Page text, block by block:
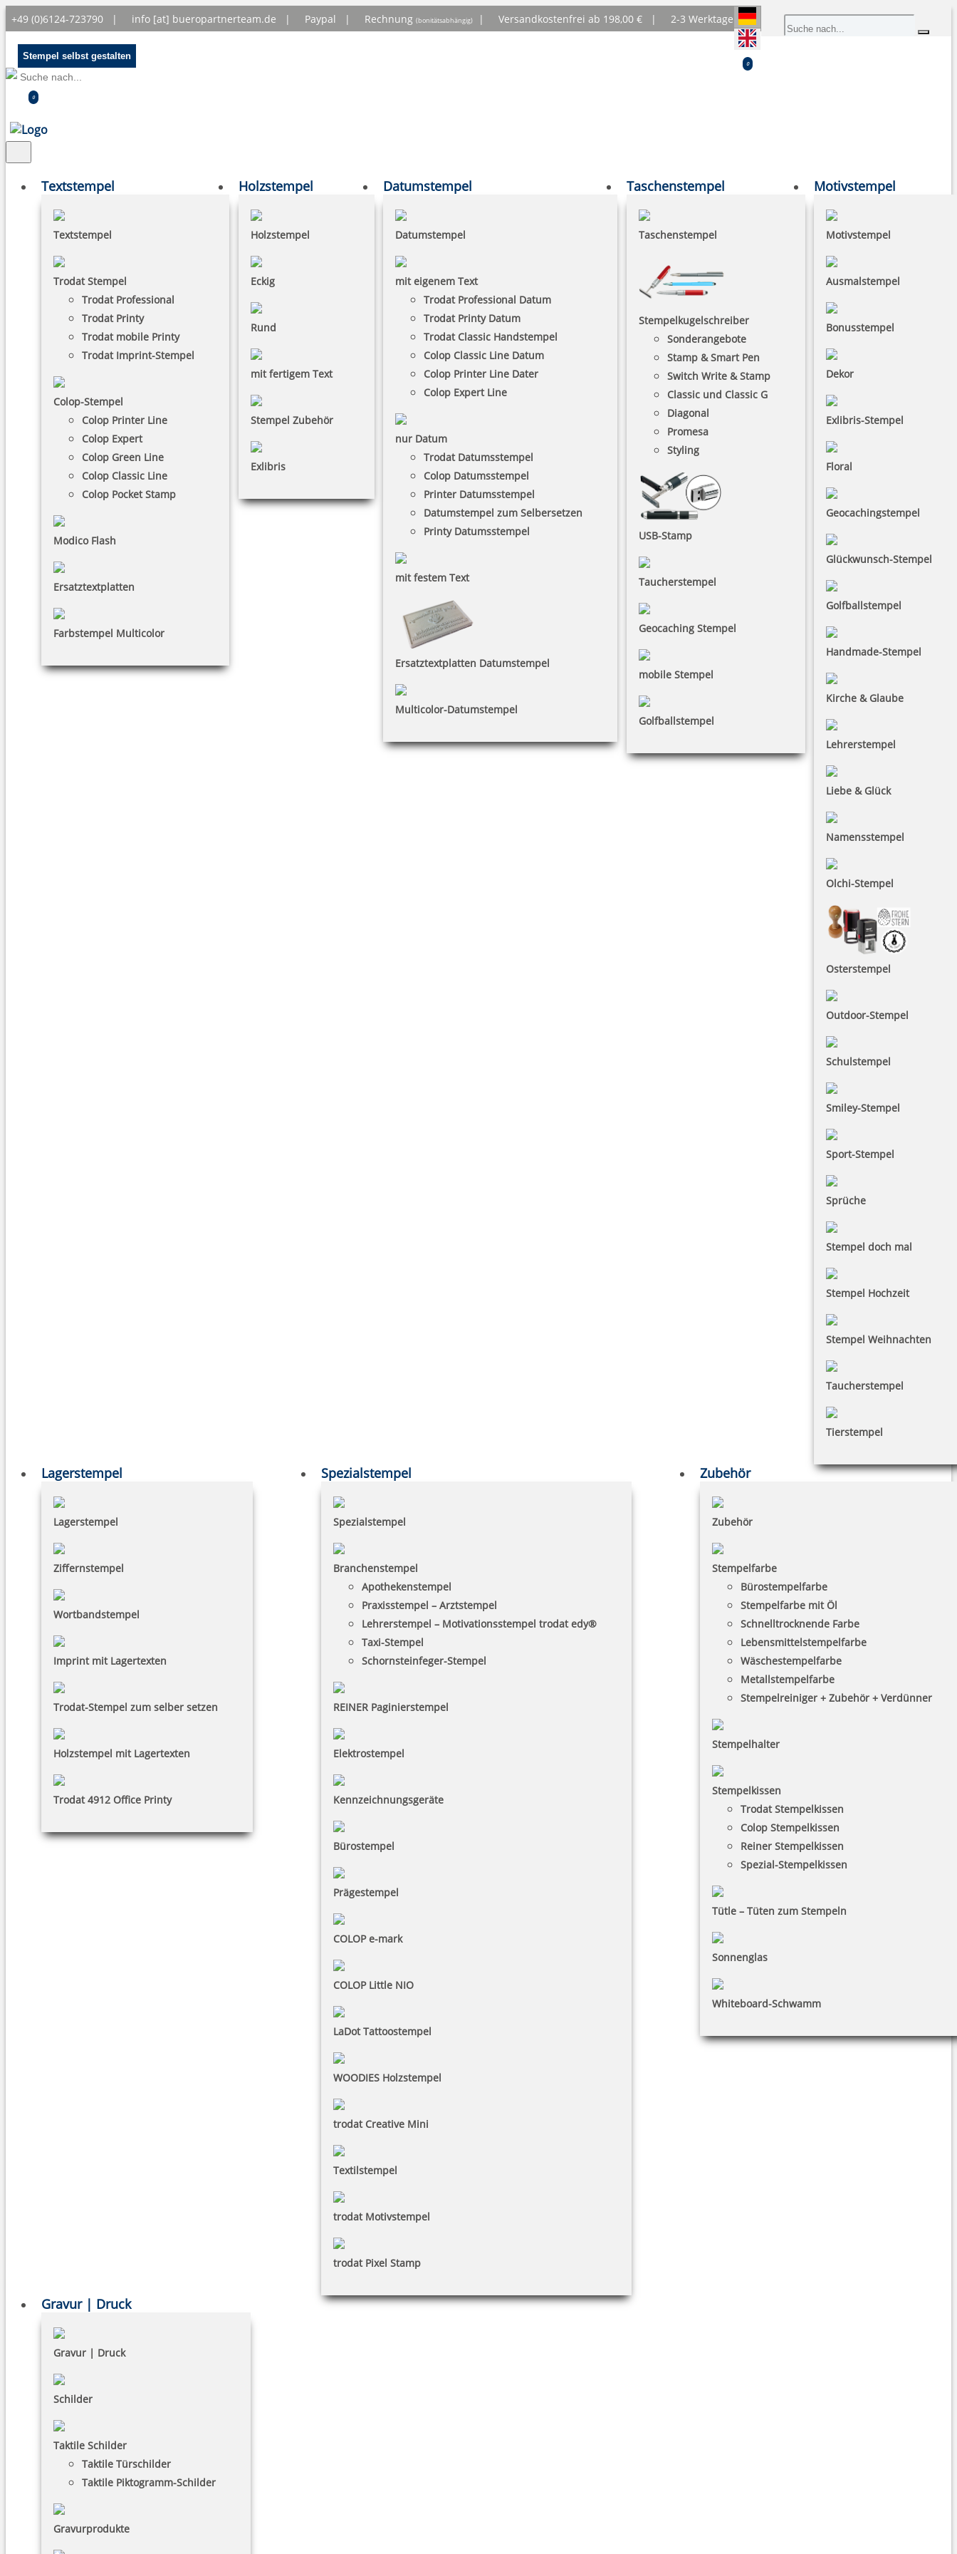
+49 (0)6124-723790 | info [at] bueropartnerteam.de | Paypal | Rechnung (bonitätsabhängig) | Versandkostenfrei ab 198,00 € | 2-3 Werktage
0
Stempel selbst gestalten
0
Textstempel
Textstempel
Trodat Stempel
Trodat Professional
Trodat Printy
Trodat mobile Printy
Trodat Imprint-Stempel
Colop-Stempel
Colop Printer Line
Colop Expert
Colop Green Line
Colop Classic Line
Colop Pocket Stamp
Modico Flash
Ersatztextplatten
Farbstempel Multicolor
Holzstempel
Holzstempel
Eckig
Rund
mit fertigem Text
Stempel Zubehör
Exlibris
Datumstempel
Datumstempel
mit eigenem Text
Trodat Professional Datum
Trodat Printy Datum
Trodat Classic Handstempel
Colop Classic Line Datum
Colop Printer Line Dater
Colop Expert Line
nur Datum
Trodat Datumsstempel
Colop Datumsstempel
Printer Datumsstempel
Datumstempel zum Selbersetzen
Printy Datumsstempel
mit festem Text
Ersatztextplatten Datumstempel
Multicolor-Datumstempel
Taschenstempel
Taschenstempel
Stempelkugelschreiber
Sonderangebote
Stamp & Smart Pen
Switch Write & Stamp
Classic und Classic G
Diagonal
Promesa
Styling
USB-Stamp
Taucherstempel
Geocaching Stempel
mobile Stempel
Golfballstempel
Motivstempel
Motivstempel
Ausmalstempel
Bonusstempel
Dekor
Exlibris-Stempel
Floral
Geocachingstempel
Glückwunsch-Stempel
Golfballstempel
Handmade-Stempel
Kirche & Glaube
Lehrerstempel
Liebe & Glück
Namensstempel
Olchi-Stempel
Osterstempel
Outdoor-Stempel
Schulstempel
Smiley-Stempel
Sport-Stempel
Sprüche
Stempel doch mal
Stempel Hochzeit
Stempel Weihnachten
Taucherstempel
Tierstempel
Lagerstempel
Lagerstempel
Ziffernstempel
Wortbandstempel
Imprint mit Lagertexten
Trodat-Stempel zum selber setzen
Holzstempel mit Lagertexten
Trodat 4912 Office Printy
Spezialstempel
Spezialstempel
Branchenstempel
Apothekenstempel
Praxisstempel – Arztstempel
Lehrerstempel – Motivationsstempel trodat edy®
Taxi-Stempel
Schornsteinfeger-Stempel
REINER Paginierstempel
Elektrostempel
Kennzeichnungsgeräte
Bürostempel
Prägestempel
COLOP e-mark
COLOP Little NIO
LaDot Tattoostempel
WOODIES Holzstempel
trodat Creative Mini
Textilstempel
trodat Motivstempel
trodat Pixel Stamp
Zubehör
Zubehör
Stempelfarbe
Bürostempelfarbe
Stempelfarbe mit Öl
Schnelltrocknende Farbe
Lebensmittelstempelfarbe
Wäschestempelfarbe
Metallstempelfarbe
Stempelreiniger + Zubehör + Verdünner
Stempelhalter
Stempelkissen
Trodat Stempelkissen
Colop Stempelkissen
Reiner Stempelkissen
Spezial-Stempelkissen
Tütle – Tüten zum Stempeln
Sonnenglas
Whiteboard-Schwamm
Gravur | Druck
Gravur | Druck
Schilder
Taktile Schilder
Taktile Türschilder
Taktile Piktogramm-Schilder
Gravurprodukte